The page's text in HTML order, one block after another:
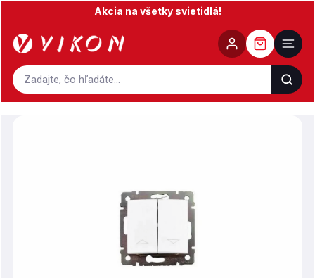
obsah
Akcia na všetky svietidlá!